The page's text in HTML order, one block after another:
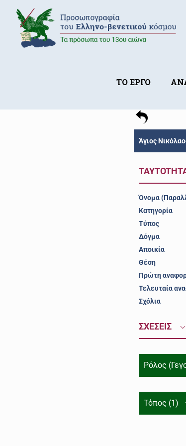
ΤΟ ΕΡΓΟ
Άγιος
Όνομα
Κατηγορία
Τύπος
Δόγμα
Αποικία
Θέση
Πρώτη
Τελευταία
Σχόλια
ΣΧΕΣΕΙΣ
Ρόλος
Τόπος (1)